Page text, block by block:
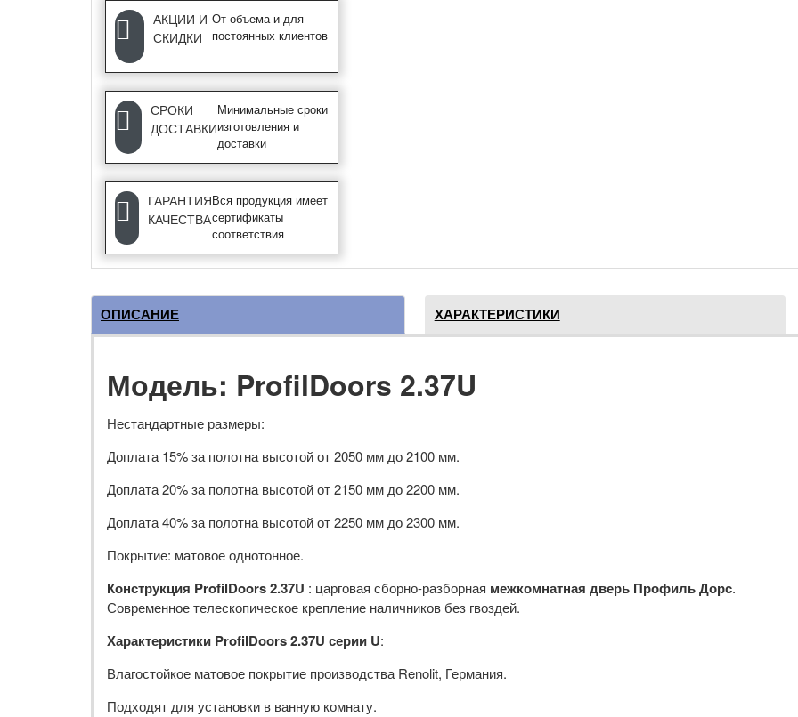
АКЦИИ И
СКИДКИ
От объема и для
постоянных клиентов
СРОКИ
ДОСТАВКИ
Минимальные сроки
изготовления и
доставки
ГАРАНТИЯ
КАЧЕСТВА
Вся продукция имеет
сертификаты
соответствия
ОПИСАНИЕ ХАРАКТЕРИСТИКИ
Модель: ProfilDoors 2.37U
Нестандартные размеры:
Доплата 15% за полотна высотой от 2050 мм до 2100 мм.
Доплата 20% за полотна высотой от 2150 мм до 2200 мм.
Доплата 40% за полотна высотой от 2250 мм до 2300 мм.
Покрытие: матовое однотонное.
Конструкция ProfilDoors 2.37U : царговая сборно-разборная межкомнатная дверь Профиль Дорс.
Современное телескопическое крепление наличников без гвоздей.
Характеристики ProfilDoors 2.37U серии U:
Влагостойкое матовое покрытие производства Renolit, Германия.
Подходят для установки в ванную комнату.